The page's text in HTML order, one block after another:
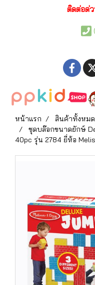
ติดต่อด่
หน้าแรก สินค้าทั้งหมด
ชุดบล๊อกขนาดยักษ์
40pc รุ่น 2784 ยี่ห้อ